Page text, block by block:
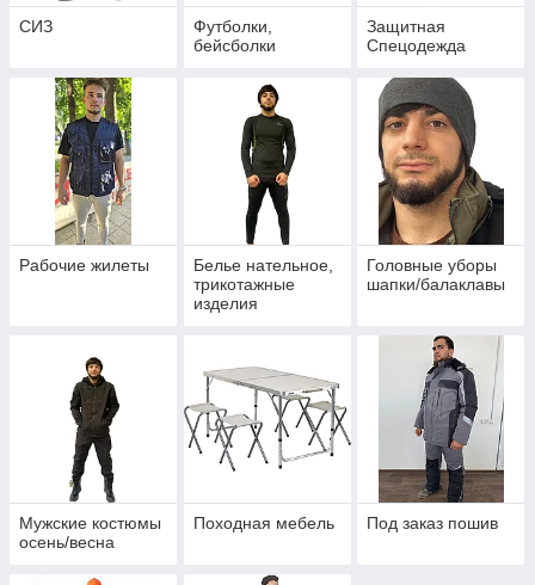
СИЗ
Футболки,
бейсболки
Защитная
Спецодежда
Рабочие жилеты
Белье нательное,
трикотажные
изделия
Головные уборы
шапки/балаклавы
Мужские костюмы
осень/весна
Походная мебель Под заказ пошив